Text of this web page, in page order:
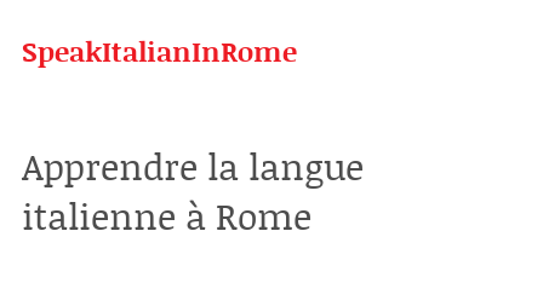
SpeakItalianInRome
Apprendre la langue
italienne à Rome